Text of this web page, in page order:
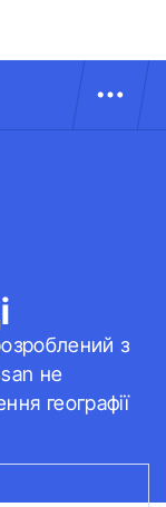
з
не
географії